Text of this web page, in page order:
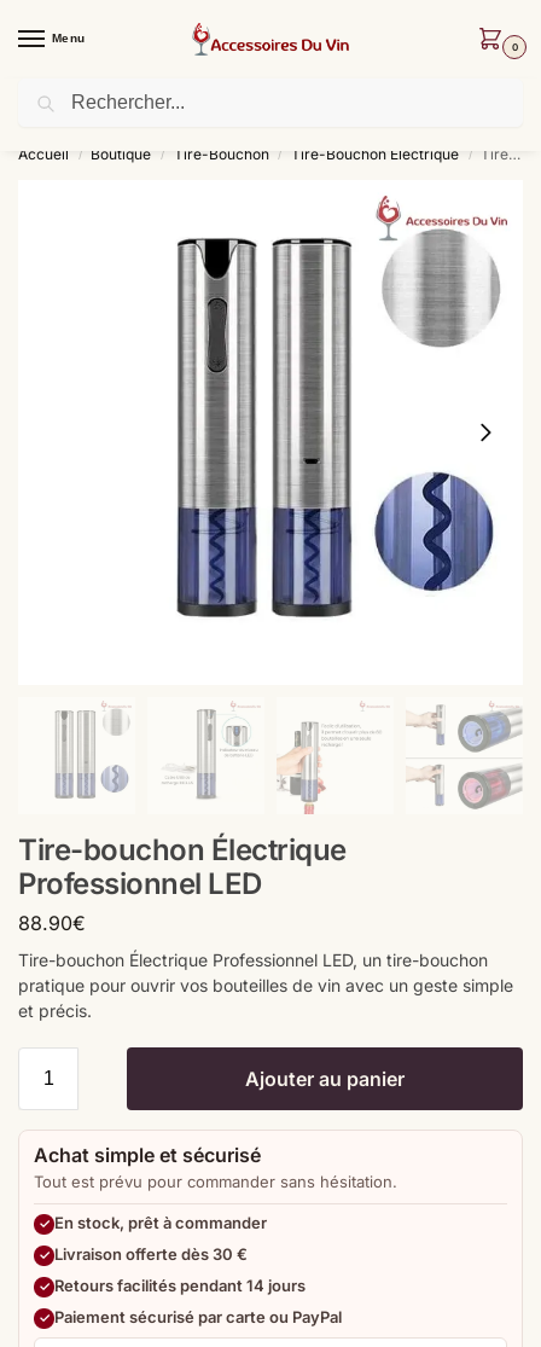
Menu
0
Livraison offerte dès 30 € d’achat !
Accueil / Boutique / Tire-Bouchon / Tire-Bouchon Électrique / Tire-bouchon Électrique Professionnel LED
Tire-bouchon Électrique
Professionnel LED
88.90€
Tire-bouchon Électrique Professionnel LED, un tire-bouchon
pratique pour ouvrir vos bouteilles de vin avec un geste simple
et précis.
Ajouter au panier
Achat simple et sécurisé
Tout est prévu pour commander sans hésitation.
En stock, prêt à commander
Livraison offerte dès 30 €
Retours facilités pendant 14 jours
Paiement sécurisé par carte ou PayPal